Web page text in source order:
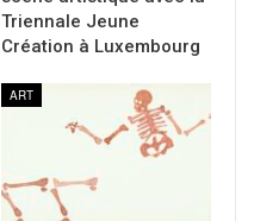
Triennale Jeune
Création à Luxembourg
ART